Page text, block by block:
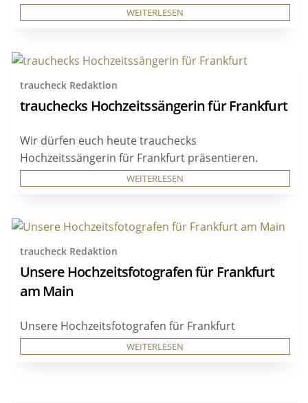
WEITERLESEN
traucheck Redaktion
trauchecks Hochzeitssängerin für Frankfurt
Wir dürfen euch heute trauchecks
Hochzeitssängerin für Frankfurt präsentieren.
WEITERLESEN
traucheck Redaktion
Unsere Hochzeitsfotografen für Frankfurt
am Main
Unsere Hochzeitsfotografen für Frankfurt
WEITERLESEN